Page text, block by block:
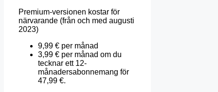
Premium-versionen kostar för
närvarande (från och med augusti
2023)
9,99 € per månad
3,99 € per månad om du
tecknar ett 12-
månadersabonnemang för
47,99 €.